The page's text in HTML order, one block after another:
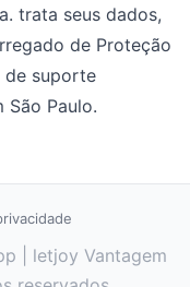
trata seus dados,
de Proteção
de suporte
Paulo.
| letjoy Vantagem